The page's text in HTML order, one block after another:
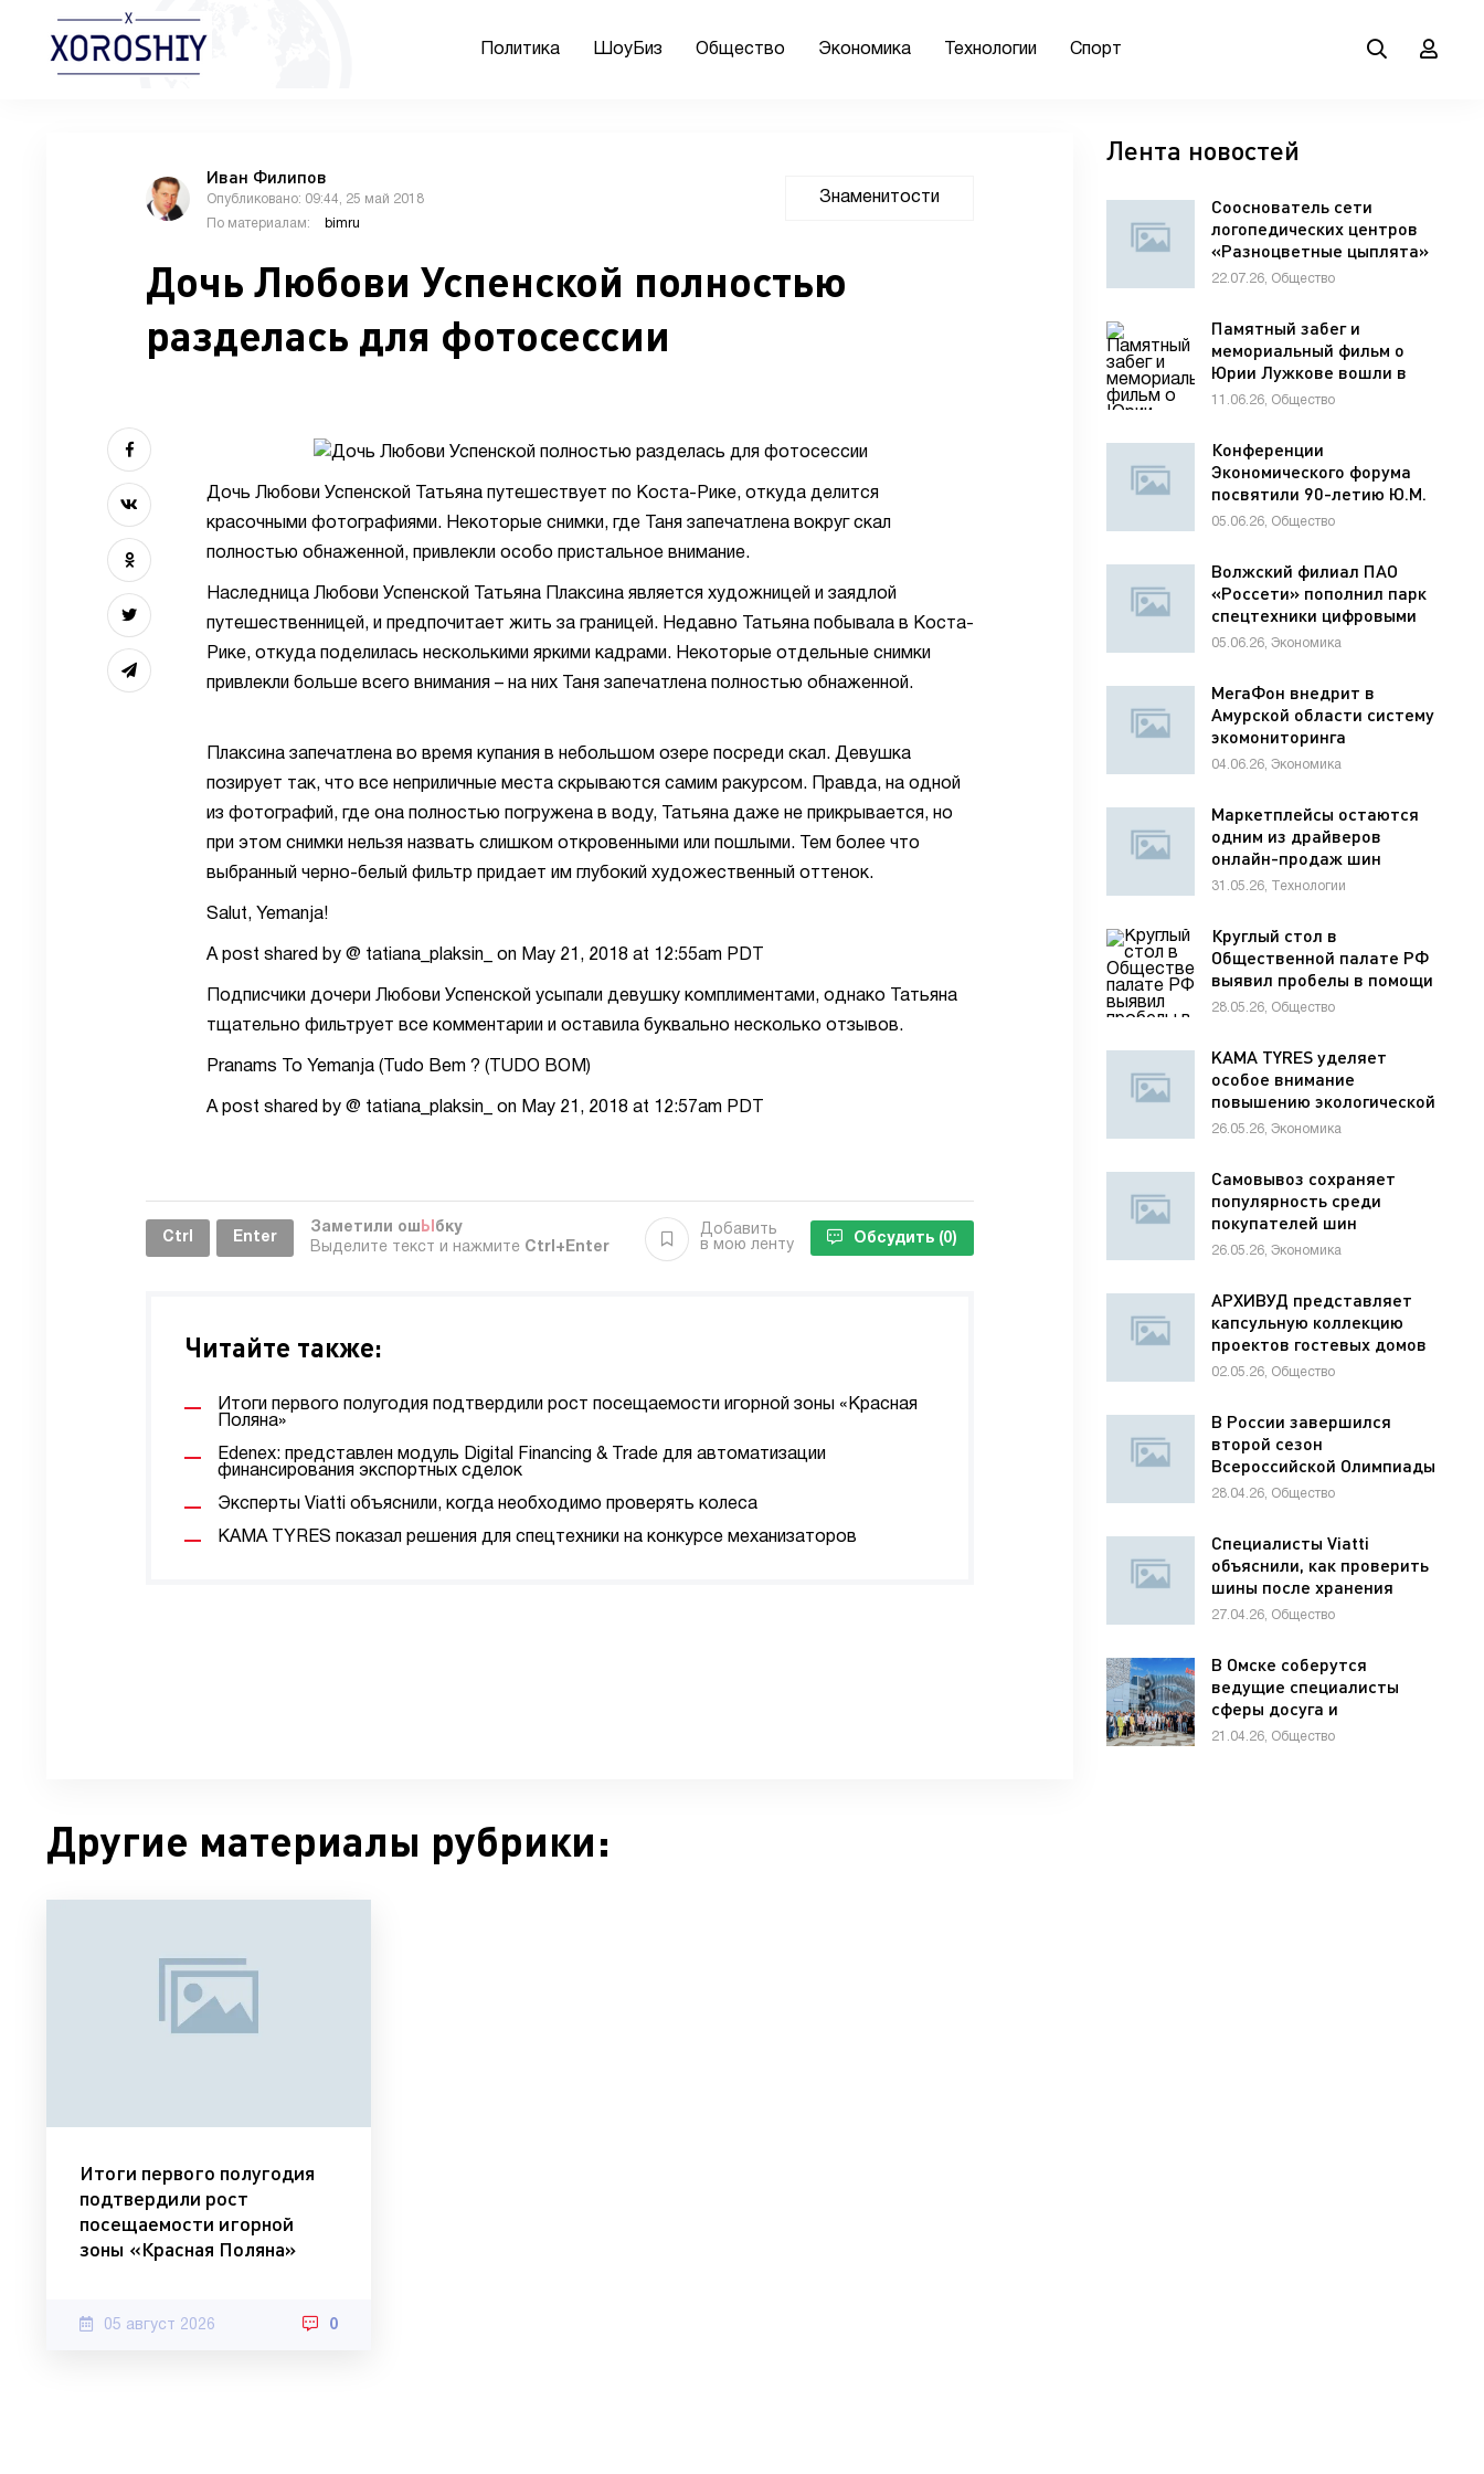
Политика ШоуБиз Общество Экономика Технологии Спорт
Иван Филипов
Опубликовано: 09:44, 25 май 2018
По материалам:
bimru
Знаменитости
Дочь Любови Успенской полностью
разделась для фотосессии
Дочь Любови Успенской Татьяна путешествует по Коста-Рике, откуда делится
красочными фотографиями. Некоторые снимки, где Таня запечатлена вокруг скал
полностью обнаженной, привлекли особо пристальное внимание.
Наследница Любови Успенской Татьяна Плаксина является художницей и заядлой
путешественницей, и предпочитает жить за границей. Недавно Татьяна побывала в Коста-
Рике, откуда поделилась несколькими яркими кадрами. Некоторые отдельные снимки
привлекли больше всего внимания – на них Таня запечатлена полностью обнаженной.
Плаксина запечатлена во время купания в небольшом озере посреди скал. Девушка
позирует так, что все неприличные места скрываются самим ракурсом. Правда, на одной
из фотографий, где она полностью погружена в воду, Татьяна даже не прикрывается, но
при этом снимки нельзя назвать слишком откровенными или пошлыми. Тем более что
выбранный черно-белый фильтр придает им глубокий художественный оттенок.
Salut, Yemanja!
A post shared by @ tatiana_plaksin_ on May 21, 2018 at 12:55am PDT
Подписчики дочери Любови Успенской усыпали девушку комплиментами, однако Татьяна
тщательно фильтрует все комментарии и оставила буквально несколько отзывов.
Pranams To Yemanja (Tudo Bem ? (TUDO BOM)
A post shared by @ tatiana_plaksin_ on May 21, 2018 at 12:57am PDT
Ctrl Enter
Заметили ош Ы бку
Выделите текст и нажмите Ctrl+Enter
Добавить
в мою ленту
Обсудить (0)
Читайте также:
Итоги первого полугодия подтвердили рост посещаемости игорной зоны «Красная
Поляна»
Edenex: представлен модуль Digital Financing & Trade для автоматизации
финансирования экспортных сделок
Эксперты Viatti объяснили, когда необходимо проверять колеса
KAMA TYRES показал решения для спецтехники на конкурсе механизаторов
Лента новостей
Сооснователь сети
логопедических центров
«Разноцветные цыплята»
Елена Мельникова
коммуникации для
развития речи ребенка
22.07.26, Общество
Памятный забег и
мемориальный фильм о
Юрии Лужкове вошли в
программу фестиваля
11.06.26, Общество
Конференции
Экономического форума
посвятили 90-летию Ю.М.
Лужкова
05.06.26, Общество
Волжский филиал ПАО
«Россети» пополнил парк
спецтехники цифровыми
диагностическими
05.06.26, Экономика
МегаФон внедрит в
Амурской области систему
экомониторинга
04.06.26, Экономика
Маркетплейсы остаются
одним из драйверов
онлайн-продаж шин
31.05.26, Технологии
Круглый стол в
Общественной палате РФ
выявил пробелы в помощи
раненым детям
28.05.26, Общество
KAMA TYRES уделяет
особое внимание
повышению экологической
ответственности
26.05.26, Экономика
Самовывоз сохраняет
популярность среди
покупателей шин
26.05.26, Экономика
АРХИВУД представляет
капсульную коллекцию
проектов гостевых домов
для отелей
02.05.26, Общество
В России завершился
второй сезон
Всероссийской Олимпиады
школьников по
28.04.26, Общество
Специалисты Viatti
объяснили, как проверить
шины после хранения
27.04.26, Общество
В Омске соберутся
ведущие специалисты
сферы досуга и
развлечений России и
21.04.26, Общество
Другие материалы рубрики:
Итоги первого полугодия
подтвердили рост
посещаемости игорной
зоны «Красная Поляна»
05 август 2026 0